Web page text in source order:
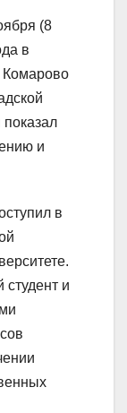
(8
в
Комарово
и
в
и